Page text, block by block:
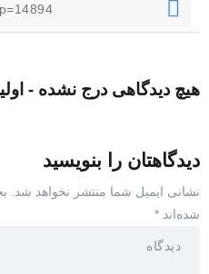
هیچ دیدگاهی درج نشده -
دیدگاهتان را بنویسید
نشانی ایمیل شما منتشر نخواهد شد.
شده‌اند *